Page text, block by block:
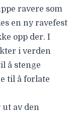
ravere som
en ny ravefest
opp der. I
i verden
å stenge
til å forlate
av den